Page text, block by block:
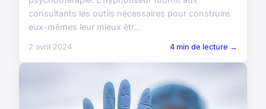
consultants les outils nécessaires pour construire
eux-mêmes leur mieux êtr...
2 avril 2024 4 min de lecture →